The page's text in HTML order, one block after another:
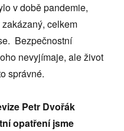
v době pandemie,
celkem
Bezpečnostní
nevyjímaje, ale život
správné.
Petr Dvořák
opatření jsme